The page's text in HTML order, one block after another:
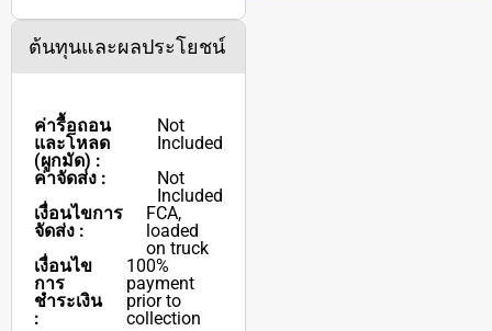
ต้นทุนและผลประโยชน์
ค่ารื้อถอน
และโหลด
(ผูกมัด) :
Not
Included
ค่าจัดส่ง :
Not
Included
เงื่อนไขการ
จัดส่ง :
FCA,
loaded
on truck
เงื่อนไข
การ
ชำระเงิน
:
100%
payment
prior to
collection